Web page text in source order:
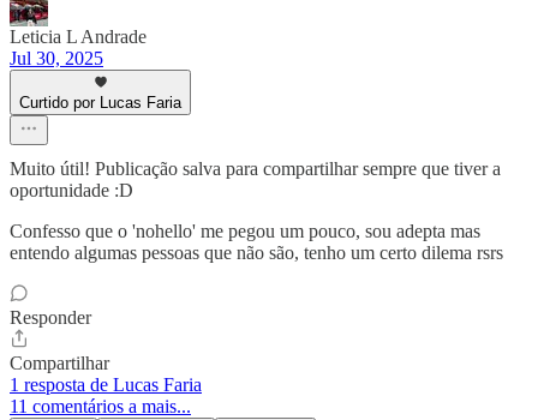
Leticia L Andrade
Jul 30, 2025
Curtido por Lucas Faria
Muito útil! Publicação salva para compartilhar sempre que tiver a
oportunidade :D
Confesso que o 'nohello' me pegou um pouco, sou adepta mas
entendo algumas pessoas que não são, tenho um certo dilema rsrs
Responder
Compartilhar
1 resposta de Lucas Faria
11 comentários a mais...